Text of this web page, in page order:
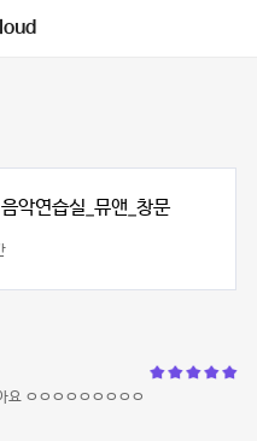
악연습실_뮤앤_창문
요 ㅇㅇㅇㅇㅇㅇㅇㅇㅇ